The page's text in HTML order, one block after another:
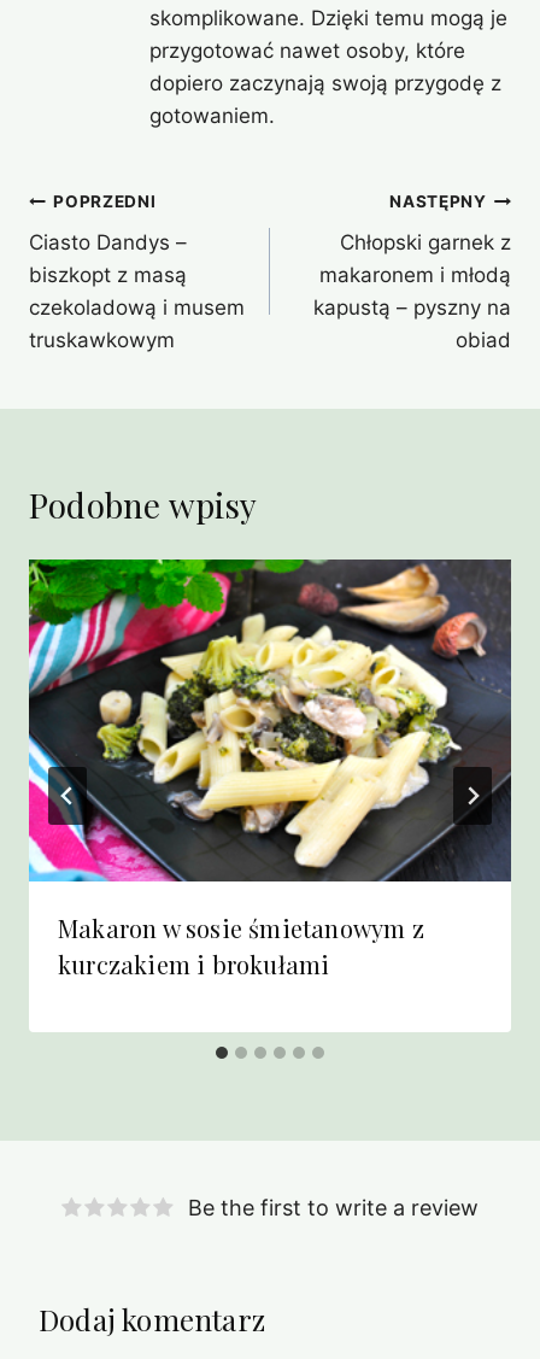
skomplikowane. Dzięki temu mogą je
przygotować nawet osoby, które
dopiero zaczynają swoją przygodę z
gotowaniem.
Nawigacja
wpisu
POPRZEDNI
Ciasto Dandys –
biszkopt z masą
czekoladową i musem
truskawkowym
NASTĘPNY
Chłopski garnek z
makaronem i młodą
kapustą – pyszny na
obiad
Podobne wpisy
Makaron w sosie śmietanowym z
kurczakiem i brokułami
Be the first to write a review
Dodaj komentarz